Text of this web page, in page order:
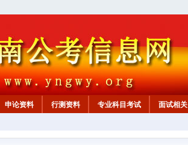
申论资料 行测资料 专业科目考试 面试相关